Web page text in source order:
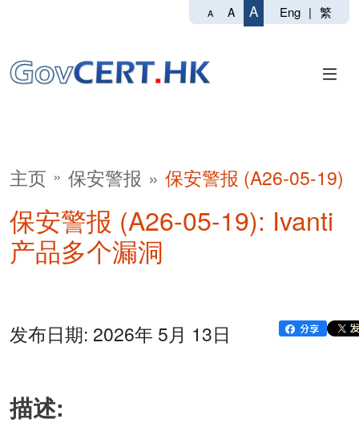
A A A Eng | 繁
主页 保安警报 保安警报 (A26-05-19)
保安警报 (A26-05-19): Ivanti
产品多个漏洞
发布日期: 2026年 5月 13日
描述: